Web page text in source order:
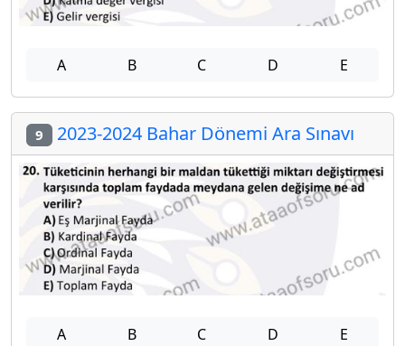
A B C D E
9 2023-2024 Bahar Dönemi Ara Sınavı
A B C D E